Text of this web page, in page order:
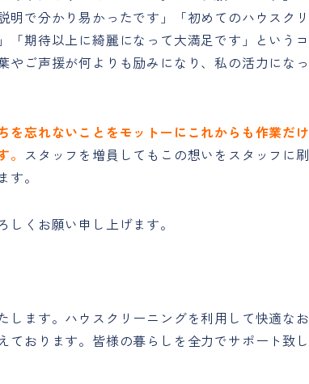
明で分かり易かったです」「初めてのハウスクリ
期待以上に綺麗になって大満足です」というコ
ご声援が何よりも励みになり、私の活力になっ
を忘れないことをモットーにこれからも作業だけ
スタッフを増員してもこの想いをスタッフに刷
。
くお願い申し上げます。
ます。ハウスクリーニングを利用して快適なお
おります。皆様の暮らしを全力でサポート致し